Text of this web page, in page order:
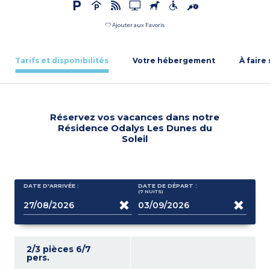
Ajouter aux Favoris
Tarifs et disponibilités Votre hébergement À faire
Réservez vos vacances dans notre
Résidence Odalys Les Dunes du
Soleil
DATE D'ARRIVÉE : DATE DE DÉPART :
(7 NUITS)
2/3 pièces 6/7
pers.